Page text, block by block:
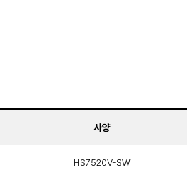
사양
HS7520V-SW